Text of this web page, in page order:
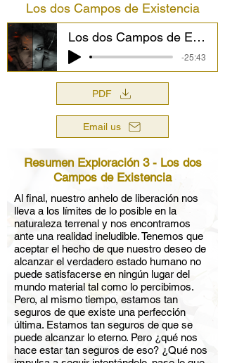
Los dos Campos de Existencia
Los dos Campos de Existencia
-25:43
PDF
Email us
Resumen Exploración 3 - Los dos
Campos de Existencia
Al final, nuestro anhelo de liberación nos
lleva a los límites de lo posible en la
naturaleza terrenal y nos encontramos
ante una realidad ineludible. Tenemos que
aceptar el hecho de que nuestro deseo de
alcanzar el verdadero estado humano no
puede satisfacerse en ningún lugar del
mundo material tal como lo percibimos.
Pero, al mismo tiempo, estamos tan
seguros de que existe una perfección
última. Estamos tan seguros de que se
puede alcanzar lo eterno. Pero ¿qué nos
hace estar tan seguros de eso? ¿Qué nos